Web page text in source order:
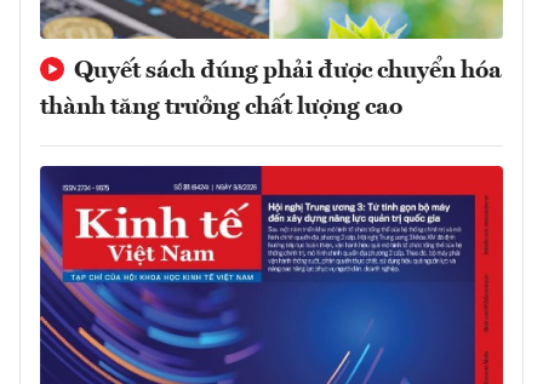
Quyết sách đúng phải được chuyển hóa
thành tăng trưởng chất lượng cao